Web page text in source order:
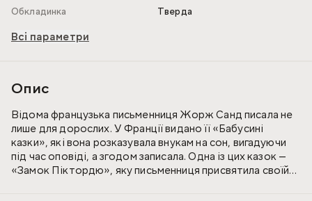
Обкладинка
Тверда
Всі параметри
Опис
Відома французька письменниця Жорж Санд писала не
лише для дорослих. У Франції видано її «Бабусині
казки», які вона розказувала внукам на сон, вигадуючи
під час оповіді, а згодом записала. Одна із цих казок —
«Замок Піктордю», яку письменниця присвятила своїй